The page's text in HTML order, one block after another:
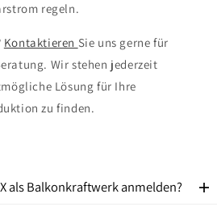
regeln.
Kontaktieren Sie uns gerne für
Wir stehen jederzeit
Lösung für Ihre
zu finden.
als Balkonkraftwerk anmelden?